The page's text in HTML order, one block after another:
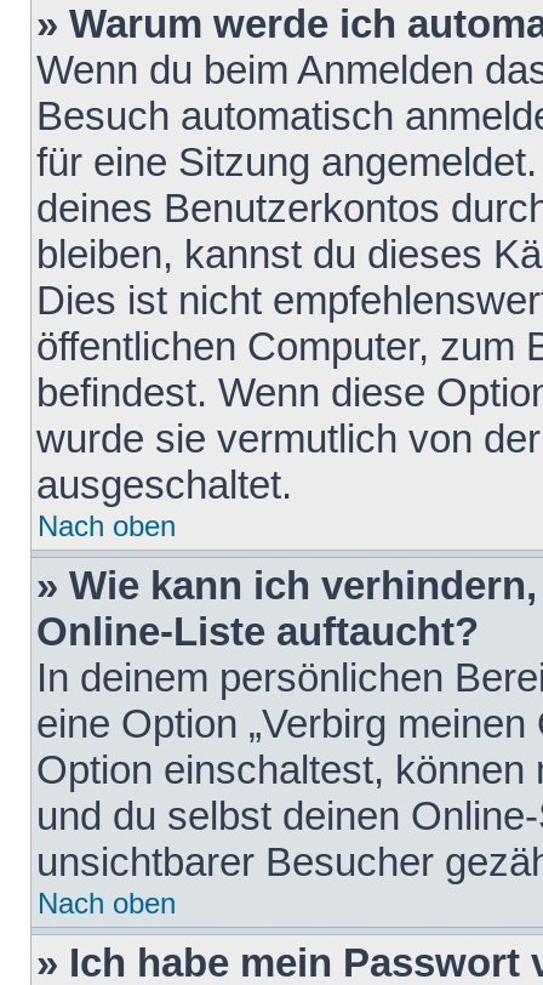
» Warum werde ich
Wenn du beim Anmelden
Besuch automatisch
für eine Sitzung
deines Benutzerkontos
bleiben, kannst du dieses
Dies ist nicht
öffentlichen Computer, zum
befindest. Wenn diese
wurde sie vermutlich von
ausgeschaltet.
Nach oben
» Wie kann ich
Online-Liste auftaucht?
In deinem persönlichen
eine Option „Verbirg
Option einschaltest,
und du selbst deinen
unsichtbarer Besucher
Nach oben
» Ich habe mein Passwort